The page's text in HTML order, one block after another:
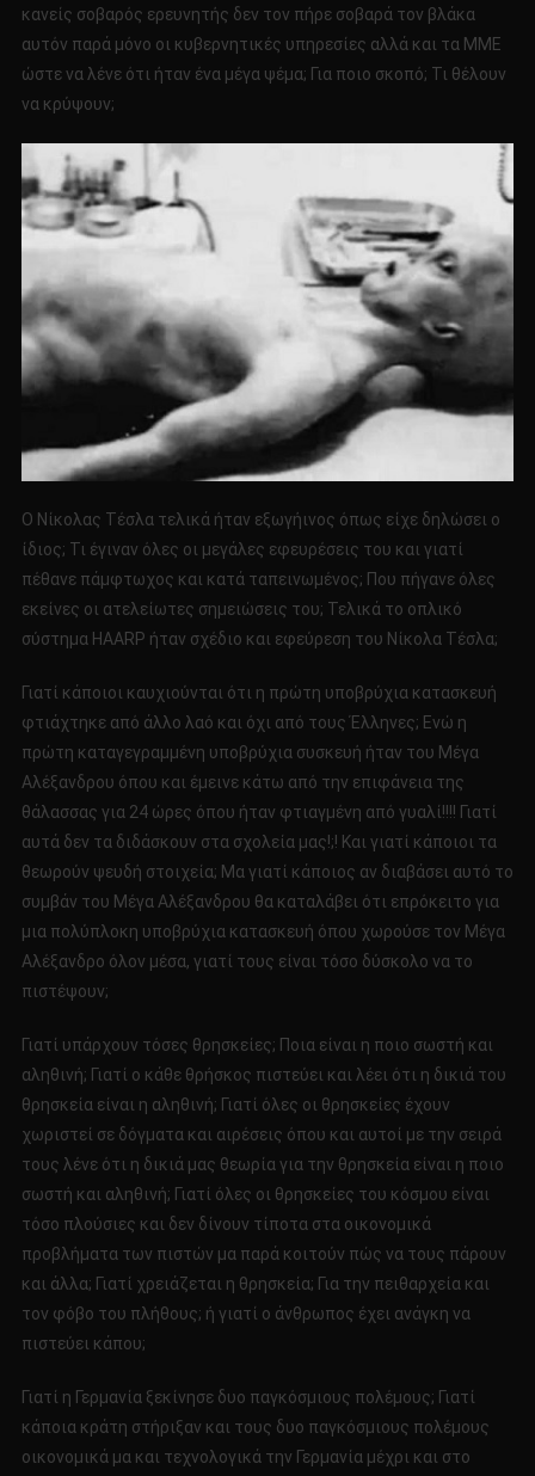
κανείς σοβαρός ερευνητής δεν τον πήρε σοβαρά τον βλάκα
αυτόν παρά μόνο οι κυβερνητικές υπηρεσίες αλλά και τα ΜΜΕ
ώστε να λένε ότι ήταν ένα μέγα ψέμα; Για ποιο σκοπό; Τι θέλουν
να κρύψουν;
Ο Νίκολας Τέσλα τελικά ήταν εξωγήινος όπως είχε δηλώσει ο
ίδιος; Τι έγιναν όλες οι μεγάλες εφευρέσεις του και γιατί
πέθανε πάμφτωχος και κατά ταπεινωμένος; Που πήγανε όλες
εκείνες οι ατελείωτες σημειώσεις του; Τελικά το οπλικό
σύστημα HAARP ήταν σχέδιο και εφεύρεση του Νίκολα Τέσλα;
Γιατί κάποιοι καυχιούνται ότι η πρώτη υποβρύχια κατασκευή
φτιάχτηκε από άλλο λαό και όχι από τους Έλληνες; Ενώ η
πρώτη καταγεγραμμένη υποβρύχια συσκευή ήταν του Μέγα
Αλέξανδρου όπου και έμεινε κάτω από την επιφάνεια της
θάλασσας για 24 ώρες όπου ήταν φτιαγμένη από γυαλί!!!! Γιατί
αυτά δεν τα διδάσκουν στα σχολεία μας!;! Και γιατί κάποιοι τα
θεωρούν ψευδή στοιχεία; Μα γιατί κάποιος αν διαβάσει αυτό το
συμβάν του Μέγα Αλέξανδρου θα καταλάβει ότι επρόκειτο για
μια πολύπλοκη υποβρύχια κατασκευή όπου χωρούσε τον Μέγα
Αλέξανδρο όλον μέσα, γιατί τους είναι τόσο δύσκολο να το
πιστέψουν;
Γιατί υπάρχουν τόσες θρησκείες; Ποια είναι η ποιο σωστή και
αληθινή; Γιατί ο κάθε θρήσκος πιστεύει και λέει ότι η δικιά του
θρησκεία είναι η αληθινή; Γιατί όλες οι θρησκείες έχουν
χωριστεί σε δόγματα και αιρέσεις όπου και αυτοί με την σειρά
τους λένε ότι η δικιά μας θεωρία για την θρησκεία είναι η ποιο
σωστή και αληθινή; Γιατί όλες οι θρησκείες του κόσμου είναι
τόσο πλούσιες και δεν δίνουν τίποτα στα οικονομικά
προβλήματα των πιστών μα παρά κοιτούν πώς να τους πάρουν
και άλλα; Γιατί χρειάζεται η θρησκεία; Για την πειθαρχεία και
τον φόβο του πλήθους; ή γιατί ο άνθρωπος έχει ανάγκη να
πιστεύει κάπου;
Γιατί η Γερμανία ξεκίνησε δυο παγκόσμιους πολέμους; Γιατί
κάποια κράτη στήριξαν και τους δυο παγκόσμιους πολέμους
οικονομικά μα και τεχνολογικά την Γερμανία μέχρι και στο